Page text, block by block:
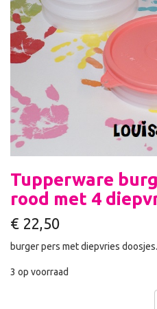
Tupperware
rood met 4
€ 22,50
burger pers met diepvries doosjes.
3 op voorraad